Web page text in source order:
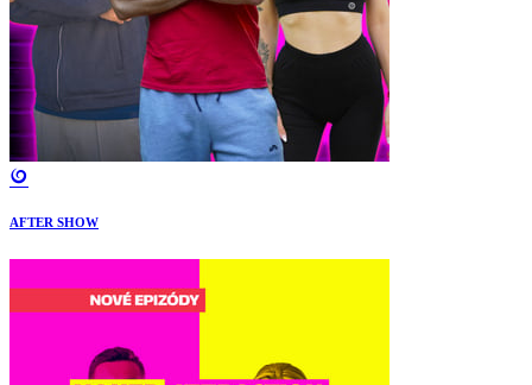
AFTER SHOW